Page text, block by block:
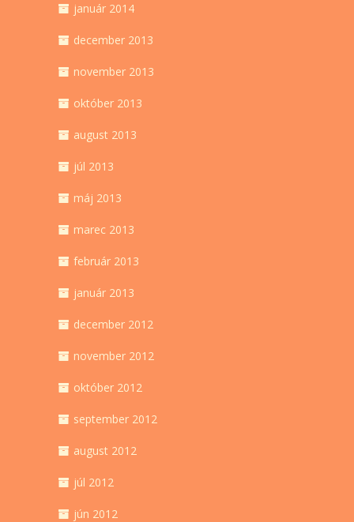
január 2014
december 2013
november 2013
október 2013
august 2013
júl 2013
máj 2013
marec 2013
február 2013
január 2013
december 2012
november 2012
október 2012
september 2012
august 2012
júl 2012
jún 2012